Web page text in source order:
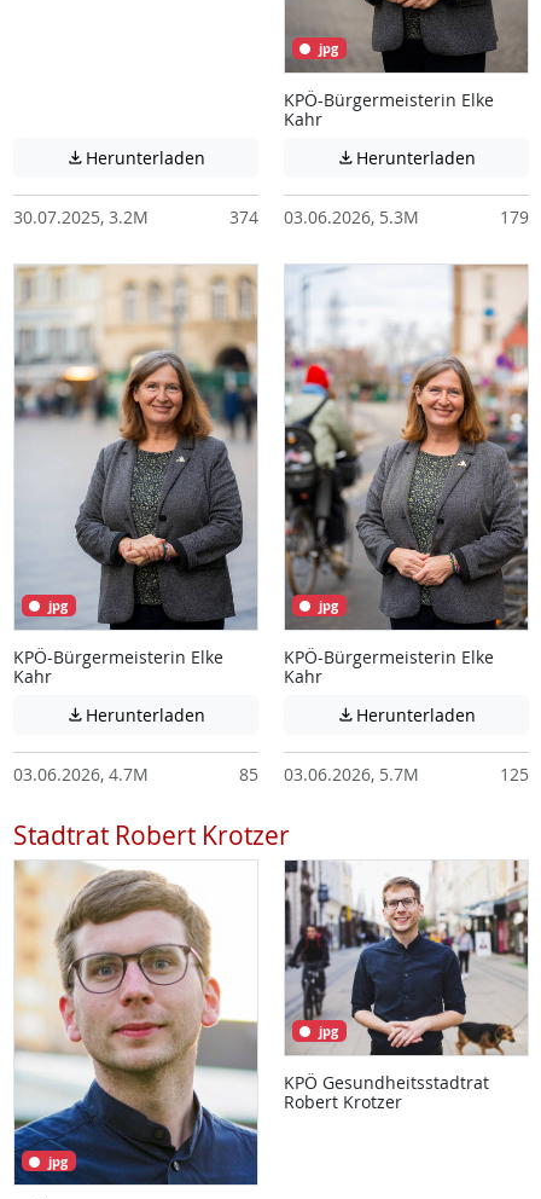
 Herunterladen Achtung: Diese Datei enthält unter
30.07.2025, 3.2M 374
jpg
KPÖ-Bürgermeisterin Elke
Kahr
 Herunterladen
03.06.2026, 5.3M 179
jpg
KPÖ-Bürgermeisterin Elke
Kahr
 Herunterladen Achtung: Diese Datei enthält unter
03.06.2026, 4.7M 85
jpg
KPÖ-Bürgermeisterin Elke
Kahr
 Herunterladen
03.06.2026, 5.7M 125
Stadtrat Robert Krotzer
jpg
jpg
KPÖ Gesundheitsstadtrat
Robert Krotzer